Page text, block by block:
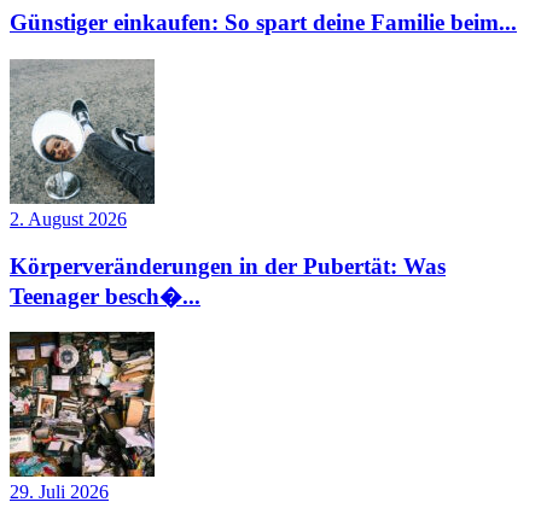
Günstiger einkaufen: So spart deine Familie beim...
2. August 2026
Körperveränderungen in der Pubertät: Was
Teenager besch�...
29. Juli 2026